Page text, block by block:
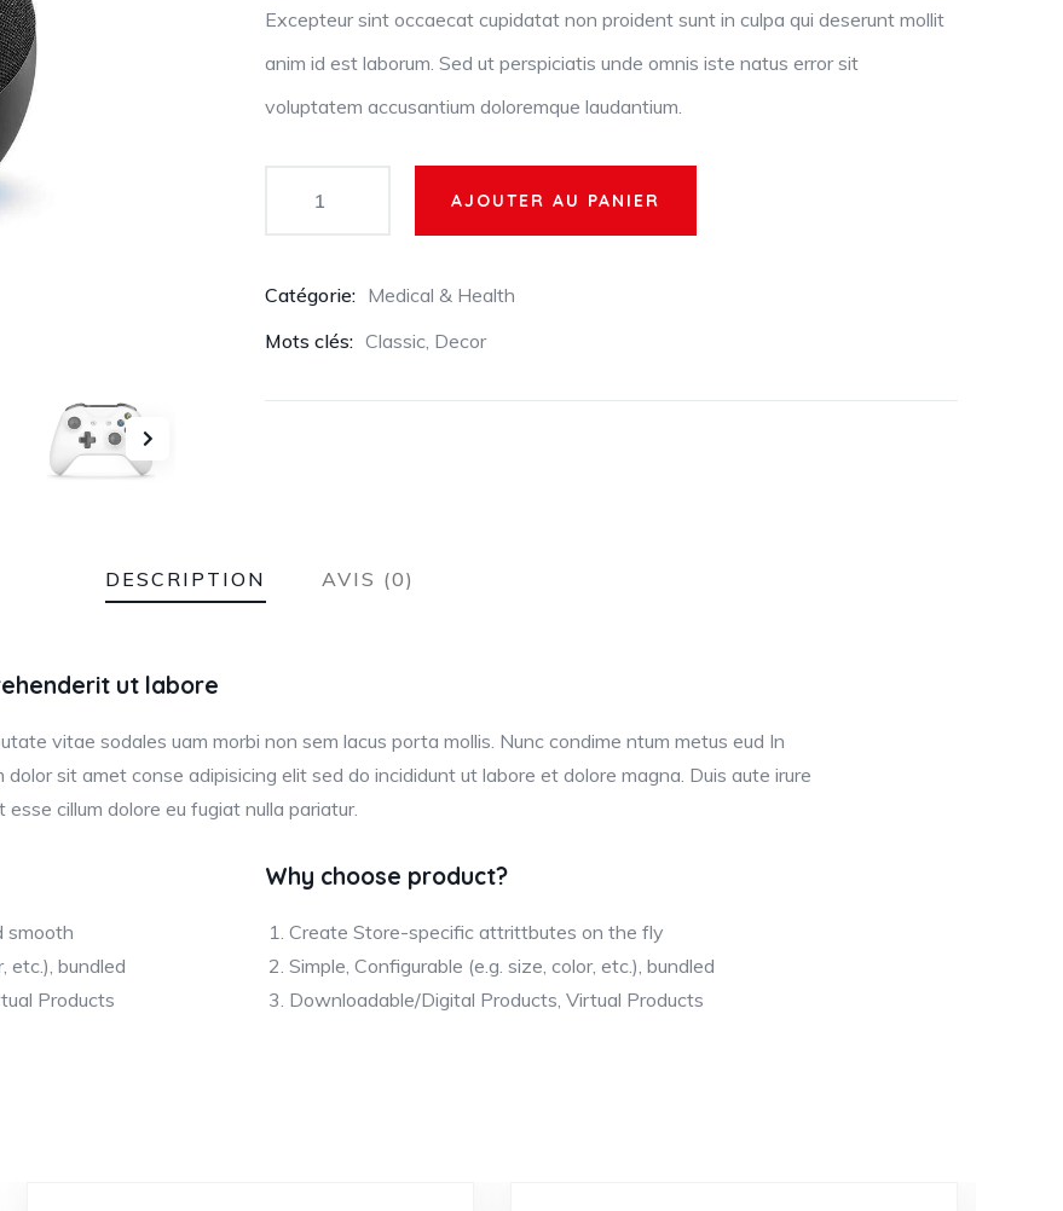
client
Excepteur sint occaecat cupidatat non proident sunt in culpa qui deserunt mollit
anim id est laborum. Sed ut perspiciatis unde omnis iste natus error sit
voluptatem accusantium doloremque laudantium.
AJOUTER AU PANIER
Catégorie: Medical & Health
Mots clés: Classic Decor
DESCRIPTION AVIS (0)
ut labore
vitae sodales uam morbi non sem lacus porta mollis. Nunc condime ntum metus eud In
sit amet conse adipisicing elit sed do incididunt ut labore et dolore magna. Duis aute irure
cillum dolore eu fugiat nulla pariatur.
smooth
etc.), bundled
Products
Why choose product?
Create Store-specific attrittbutes on the fly
Simple, Configurable (e.g. size, color, etc.), bundled
Downloadable/Digital Products, Virtual Products